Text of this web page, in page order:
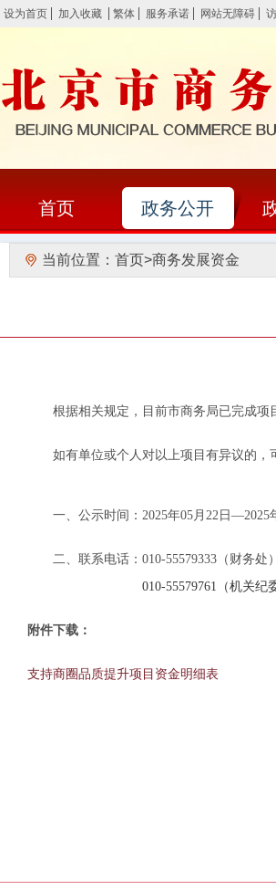
设为首页 加入收藏 繁体 服务承诺 网站无障碍
首页 政务公开
当前位置： 首页>商务发展资金
根据相关规定，目前市商务局已完成项
如有单位或个人对以上项目有异议的，
一、公示时间：2025年05月22日—2025
二、联系电话：010-55579333（财务处
010-55579761 （机关纪
附件下载：
支持商圈品质提升项目资金明细表